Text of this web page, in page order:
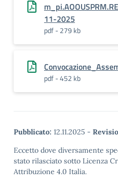
11-2025
pdf - 279 kb
pdf - 452 kb
Pubblicato: 12.11.2025 -
Eccetto dove diversamente
stato rilasciato sotto Licenza
Attribuzione 4.0 Italia.